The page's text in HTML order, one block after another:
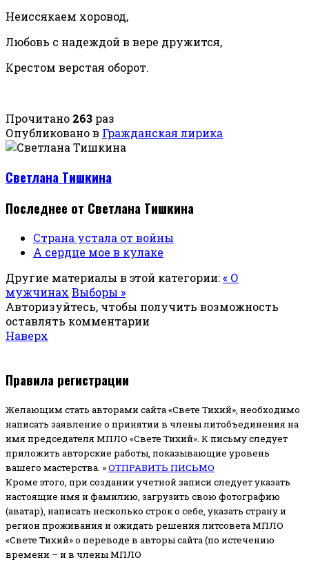
Неиссякаем хоровод,
Любовь с надеждой в вере дружится,
Крестом верстая оборот.
Прочитано 263 раз
Опубликовано в Гражданская лирика
Светлана Тишкина
Последнее от Светлана Тишкина
Страна устала от войны
А сердце мое в кулаке
Другие материалы в этой категории:« О
мужчинах Выборы »
Авторизуйтесь, чтобы получить возможность
оставлять комментарии
Наверх
Правила регистрации
Желающим стать авторами сайта «Свете Тихий», необходимо
написать заявление о принятии в члены литобъединения на
имя председателя МПЛО «Свете Тихий». К письму следует
приложить авторские работы, показывающие уровень
вашего мастерства. »ОТПРАВИТЬ ПИСЬМО
Кроме этого, при создании учетной записи следует указать
настоящие имя и фамилию, загрузить свою фотографию
(аватар), написать несколько строк о себе, указать страну и
регион проживания и ожидать решения литсовета МПЛО
«Свете Тихий» о переводе в авторы сайта (по истечению
времени – и в члены МПЛО